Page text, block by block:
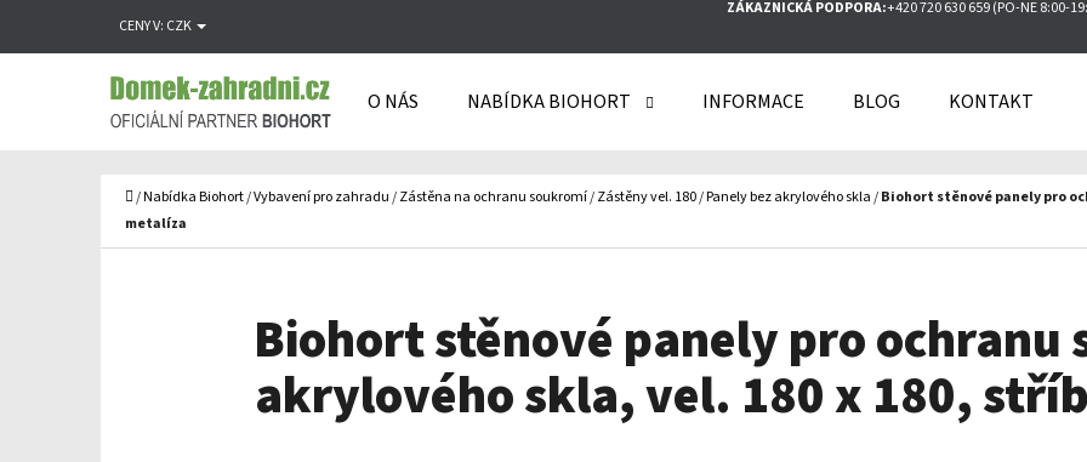
na
CENY V: CZK
ZÁKAZNICKÁ PODPORA:+420 720 630 659 (PO-NE 8:00-
O NÁS NABÍDKA BIOHORT INFORMACE BLOG KONTAKT
Domů
/Nabídka Biohort/Vybavení pro zahradu/Zástěna na ochranu soukromí/Zástěny vel. 180/Panely bez akrylového skla/Biohort stěnové panely pro
metalíza
Biohort stěnové panely pro ochranu
akrylového skla, vel. 180 x 180,
O
Zpět
obchodu
Zpět
obchodu
HLEDAT
DOPORUČUJEME